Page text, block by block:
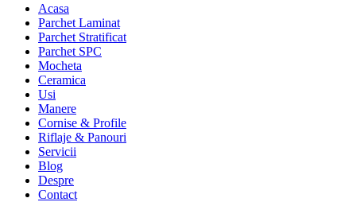
Acasa
Parchet Laminat
Parchet Stratificat
Parchet SPC
Mocheta
Ceramica
Usi
Manere
Cornise & Profile
Riflaje & Panouri
Servicii
Blog
Despre
Contact